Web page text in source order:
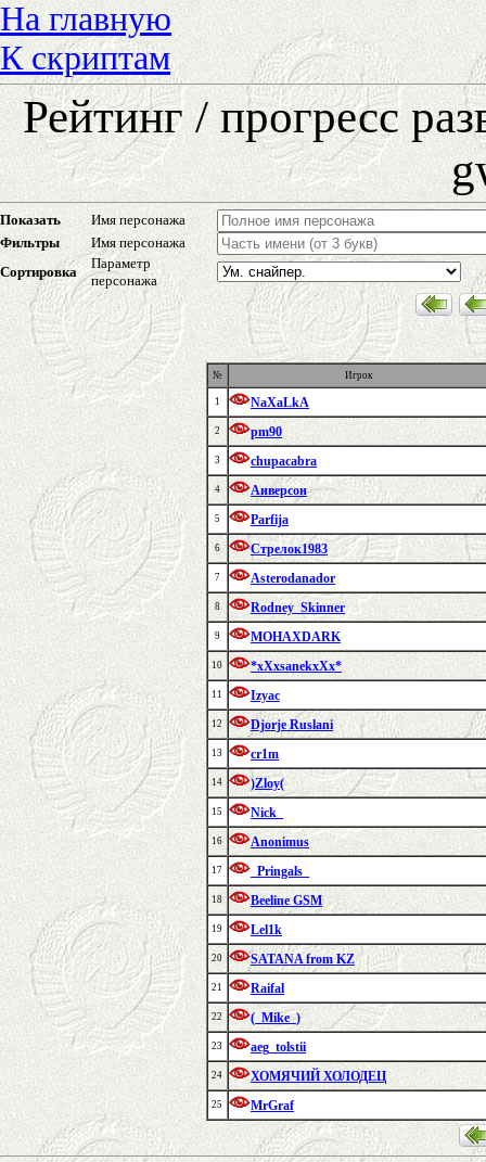
На главную
К скриптам
Рейтинг / прогресс
Показать
Имя персонажа
Фильтры
Имя персонажа
Сортировка
Параметр
персонажа
№ Игрок
1 NaXaLkA
2 pm90
3 chupacabra
4 Аиверсон
5 Parfija
6 Стрелок1983
7 Asterodanador
8 Rodney_Skinner
9 MOHAXDARK
10 *xXxsanekxXx*
11 Izyac
12 Djorje Ruslani
13 cr1m
14 )Zloy(
15 Nick_
16 Anonimus
17 _Pringals_
18 Beeline GSM
19 Lel1k
20 SATANA from KZ
21 Raifal
22 (_Mike_)
23 aeg_tolstii
24 ХОМЯЧИЙ ХОЛОДЕЦ
25 MrGraf